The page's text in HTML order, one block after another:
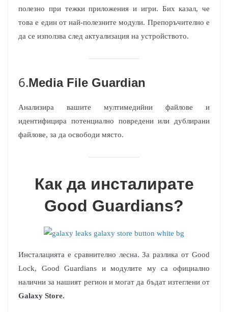
полезно при тежки приложения и игри. Бих казал, че
това е един от най-полезните модули. Препоръчително е
да се използва след актуализация на устройството.
6.Media File Guardian
Анализира вашите мултимедийни файлове и
идентифицира потенциално повредени или дублирани
файлове, за да освободи място.
Как да инсталирате
Good Guardians?
Инсталацията е сравнително лесна. За разлика от Good
Lock, Good Guardians и модулите му са официално
налични за нашият регион и могат да бъдат изтеглени от
Galaxy Store.